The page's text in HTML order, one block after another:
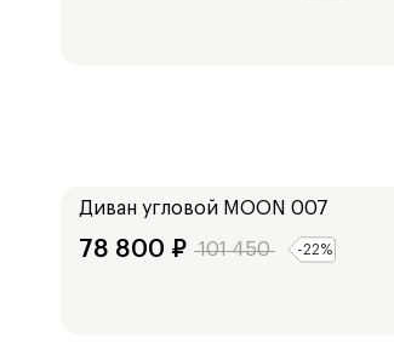
Диван угловой MOON 007
78 800 ₽ 101 450 -22%